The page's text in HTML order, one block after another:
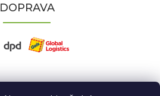
DOPRAVA